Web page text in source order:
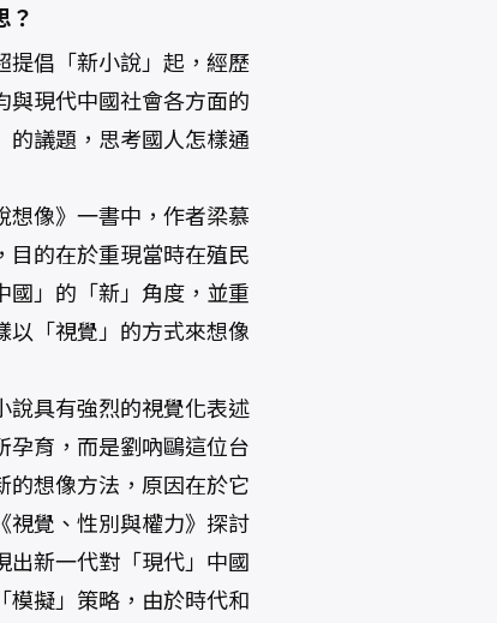
？
提倡「新小說」起，經歷
與現代中國社會各方面的
的議題，思考國人怎樣通
想像》一書中，作者梁慕
目的在於重現當時在殖民
國」的「新」角度，並重
以「視覺」的方式來想像
具有強烈的視覺化表述
孕育，而是劉吶鷗這位台
的想像方法，原因在於它
視覺、性別與權力》探討
出新一代對「現代」中國
模擬」策略，由於時代和